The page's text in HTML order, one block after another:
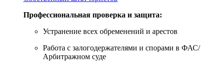
Адрес: Московская область, Наро-Фоминский район,
д. Мишуткино, ул. Мира, д. 210.
Профессиональная проверка и защита:
Устранение всех обременений и арестов
Работа с залогодержателями и спорами в ФАС/
Арбитражном суде